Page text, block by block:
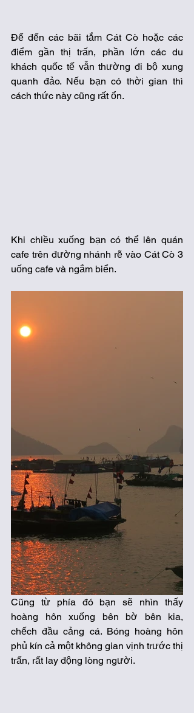
Để đến các bãi tắm Cát Cò hoặc các
điểm gần thị trấn, phần lớn các du
khách quốc tế vẫn thường đi bộ xung
quanh đảo. Nếu bạn có thời gian thì
cách thức này cũng rất ổn.
Khi chiều xuống bạn có thể lên quán
cafe trên đường nhánh rẽ vào Cát Cò 3
uống cafe và ngắm biển.
Cũng từ phía đó bạn sẽ nhìn thấy
hoàng hôn xuống bên bờ bên kia,
chếch đầu cảng cá. Bóng hoàng hôn
phủ kín cả một không gian vịnh trước thị
trấn, rất lay động lòng người.